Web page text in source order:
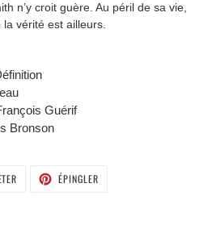
n’y croit guère. Au péril de sa vie,
vérité est ailleurs.
Guérif
Bronson
TWEETER ÉPINGLER